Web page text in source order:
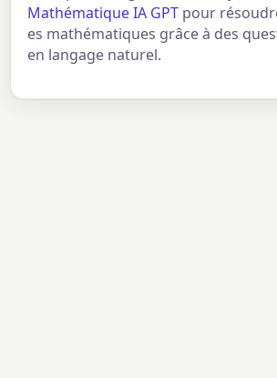
Mathématique IA GPT pour
es mathématiques grâce à des
en langage naturel.